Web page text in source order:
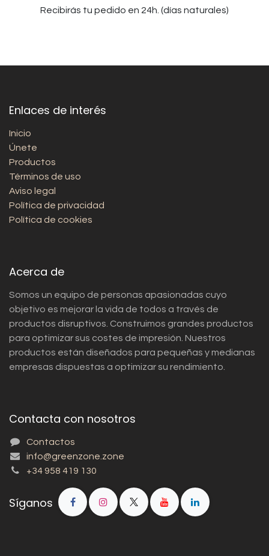
Recibirás tu pedido en 24h. (días naturales)
Enlaces de interés
Inicio
Únete
Productos
Términos de uso
Aviso legal
Política de privacidad
Política de cookies
Acerca de
Somos un equipo de personas apasionadas cuyo
objetivo es mejorar la vida de todos a través de
productos disruptivos. Construimos grandes productos
para optimizar sus costes de impresión. Nuestros
productos están diseñados para pequeñas y medianas
empresas dispuestas a optimizar su rendimiento.
Contacta con nosotros
Contactos
info@greenzone.zone
+34 958 419 130
Síganos